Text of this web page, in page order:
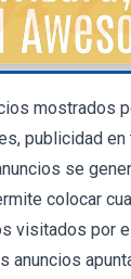
mostrados
publicidad
se
colocar
visitados por
anuncios